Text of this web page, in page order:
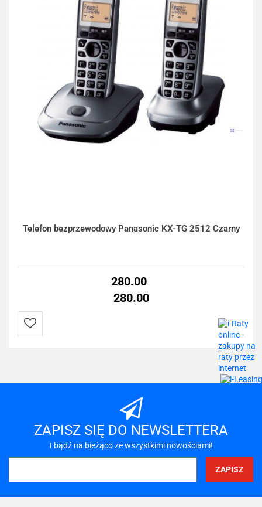
Telefon bezprzewodowy Panasonic KX-TG 2512 Czarny
280.00
280.00
Do
ZAPISZ SIĘ DO NEWSLETTERA
I bądź na bieżąco ze wszystkimi nowościami!